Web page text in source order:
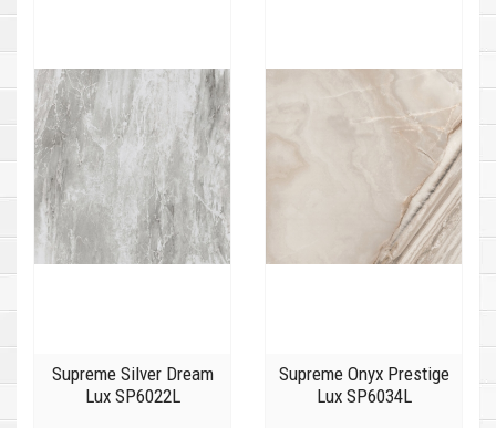
Supreme Silver Dream
Lux SP6022L
Supreme Onyx Prestige
Lux SP6034L